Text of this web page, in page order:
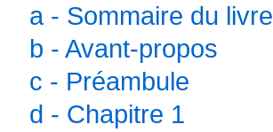
a - Sommaire du livre
b - Avant-propos
c - Préambule
d - Chapitre 1